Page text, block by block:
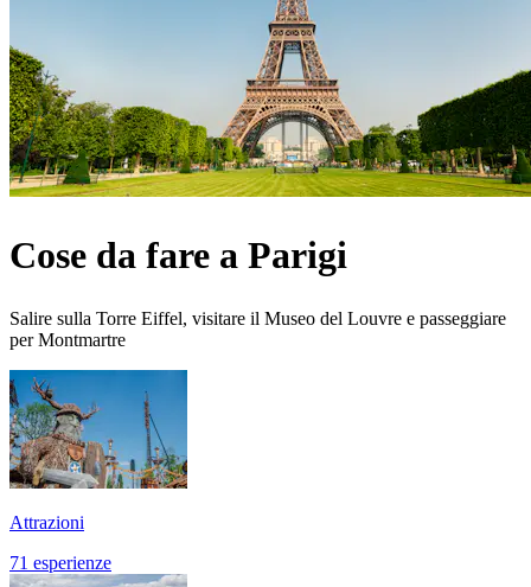
Cose da fare a Parigi
Salire sulla Torre Eiffel, visitare il Museo del Louvre e passeggiare
per Montmartre
Attrazioni
71 esperienze